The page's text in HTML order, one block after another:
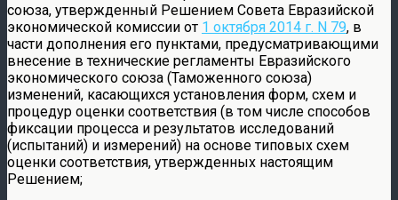
союза, утвержденный Решением Совета Евразийской
экономической комиссии от 1 октября 2014 г. N 79, в
части дополнения его пунктами, предусматривающими
внесение в технические регламенты Евразийского
экономического союза (Таможенного союза)
изменений, касающихся установления форм, схем и
процедур оценки соответствия (в том числе способов
фиксации процесса и результатов исследований
(испытаний) и измерений) на основе типовых схем
оценки соответствия, утвержденных настоящим
Решением;